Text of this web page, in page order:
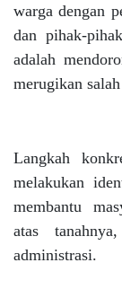
warga dengan
dan pihak-
adalah
merugikan
Langkah
melakukan
membantu
atas
administrasi.